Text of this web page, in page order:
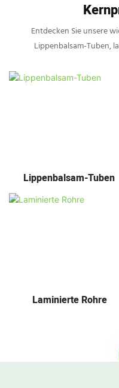
Entdecken Sie unsere
Lippenbalsam-Tuben,
Lippenbalsam-Tuben
Laminierte Rohre